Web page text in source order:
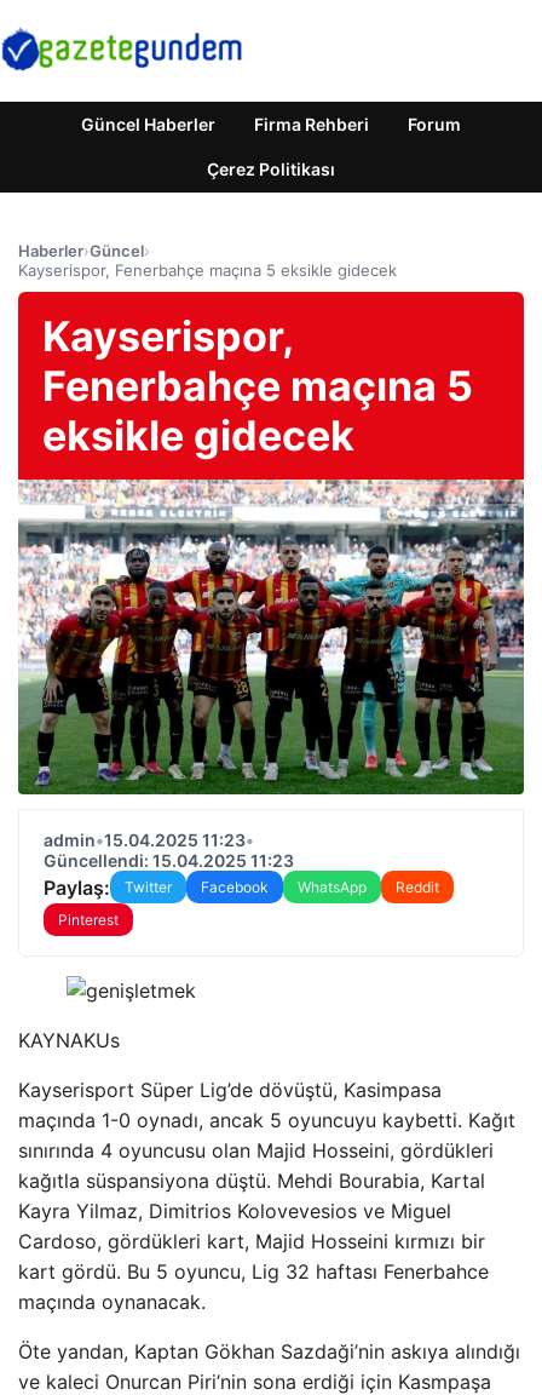
Güncel Haberler Firma Rehberi Forum
Çerez Politikası
Haberler›Güncel›
Kayserispor, Fenerbahçe maçına 5 eksikle gidecek
Kayserispor,
Fenerbahçe maçına 5
eksikle gidecek
admin•15.04.2025 11:23•
Güncellendi: 15.04.2025 11:23
Paylaş: Twitter Facebook WhatsApp
Reddit
Pinterest
KAYNAKUs
Kayserisport Süper Lig’de dövüştü, Kasimpasa
maçında 1-0 oynadı, ancak 5 oyuncuyu kaybetti. Kağıt
sınırında 4 oyuncusu olan Majid Hosseini, gördükleri
kağıtla süspansiyona düştü. Mehdi Bourabia, Kartal
Kayra Yilmaz, Dimitrios Kolovevesios ve Miguel
Cardoso, gördükleri kart, Majid Hosseini kırmızı bir
kart gördü. Bu 5 oyuncu, Lig 32 haftası Fenerbahce
maçında oynanacak.
Öte yandan, Kaptan Gökhan Sazdaği’nin askıya alındığı
ve kaleci Onurcan Piri’nin sona erdiği için Kasmpaşa